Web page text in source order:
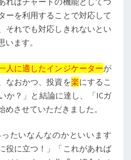
ーを利用することで対応して
それでも対応しきれないとい
います。
人に適したインジケーターが
なおかつ、投資を楽にするこ
か？」と結論に達し、「ICガ
めさせていただきました。
たいなんなのかといいます
役に立つ！」「これがあれば